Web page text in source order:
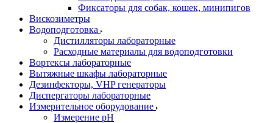
Фиксаторы для собак, кошек, минипигов
Вискозиметры
Водоподготовка
Дистилляторы лабораторные
Расходные материалы для водоподготовки
Вортексы лабораторные
Вытяжные шкафы лабораторные
Дезинфекторы, VHP генераторы
Диспергаторы лабораторные
Измерительное оборудование
Измерение pH